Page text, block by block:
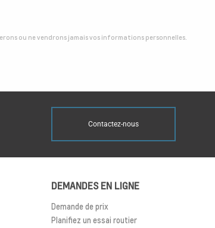
ou ne vendrons jamais vos informations personnelles.
Contactez-nous
DEMANDES EN LIGNE
Demande de prix
Planifiez un essai routier